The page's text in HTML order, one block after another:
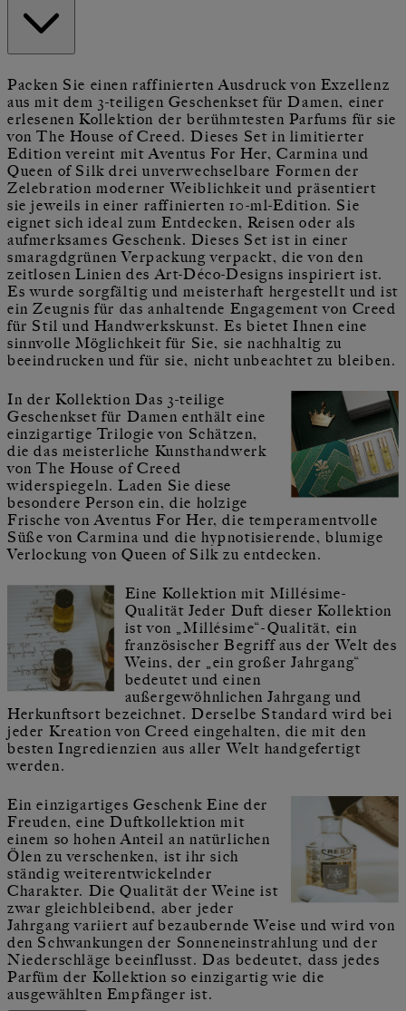
Packen Sie einen raffinierten Ausdruck von Exzellenz
aus mit dem 3-teiligen Geschenkset für Damen, einer
erlesenen Kollektion der berühmtesten Parfums für sie
von The House of Creed. Dieses Set in limitierter
Edition vereint mit Aventus For Her, Carmina und
Queen of Silk drei unverwechselbare Formen der
Zelebration moderner Weiblichkeit und präsentiert
sie jeweils in einer raffinierten 10-ml-Edition. Sie
eignet sich ideal zum Entdecken, Reisen oder als
aufmerksames Geschenk. Dieses Set ist in einer
smaragdgrünen Verpackung verpackt, die von den
zeitlosen Linien des Art-Déco-Designs inspiriert ist.
Es wurde sorgfältig und meisterhaft hergestellt und ist
ein Zeugnis für das anhaltende Engagement von Creed
für Stil und Handwerkskunst. Es bietet Ihnen eine
sinnvolle Möglichkeit für Sie, sie nachhaltig zu
beeindrucken und für sie, nicht unbeachtet zu bleiben.
In der Kollektion Das 3-teilige
Geschenkset für Damen enthält eine
einzigartige Trilogie von Schätzen,
die das meisterliche Kunsthandwerk
von The House of Creed
widerspiegeln. Laden Sie diese
besondere Person ein, die holzige
Frische von Aventus For Her, die temperamentvolle
Süße von Carmina und die hypnotisierende, blumige
Verlockung von Queen of Silk zu entdecken.
Eine Kollektion mit Millésime-
Qualität Jeder Duft dieser Kollektion
ist von „Millésime“-Qualität, ein
französischer Begriff aus der Welt des
Weins, der „ein großer Jahrgang“
bedeutet und einen
außergewöhnlichen Jahrgang und
Herkunftsort bezeichnet. Derselbe Standard wird bei
jeder Kreation von Creed eingehalten, die mit den
besten Ingredienzien aus aller Welt handgefertigt
werden.
Ein einzigartiges Geschenk Eine der
Freuden, eine Duftkollektion mit
einem so hohen Anteil an natürlichen
Ölen zu verschenken, ist ihr sich
ständig weiterentwickelnder
Charakter. Die Qualität der Weine ist
zwar gleichbleibend, aber jeder
Jahrgang variiert auf bezaubernde Weise und wird von
den Schwankungen der Sonneneinstrahlung und der
Niederschläge beeinflusst. Das bedeutet, dass jedes
Parfüm der Kollektion so einzigartig wie die
ausgewählten Empfänger ist.